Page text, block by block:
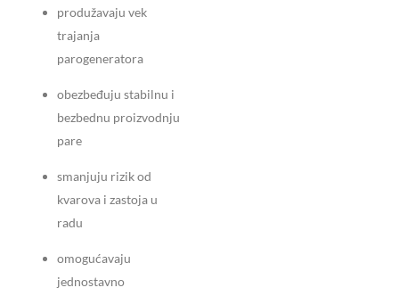
produžavaju vek
trajanja
parogeneratora
obezbeđuju stabilnu i
bezbednu proizvodnju
pare
smanjuju rizik od
kvarova i zastoja u
radu
omogućavaju
jednostavno